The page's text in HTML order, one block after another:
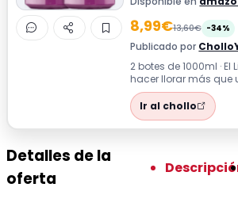
8,99€13,60€ -34%
Publicado por
2 botes de 1000ml ·
hacer llorar más que
pero, es muy eficaz
Ir al chollo
Detalles de la
oferta